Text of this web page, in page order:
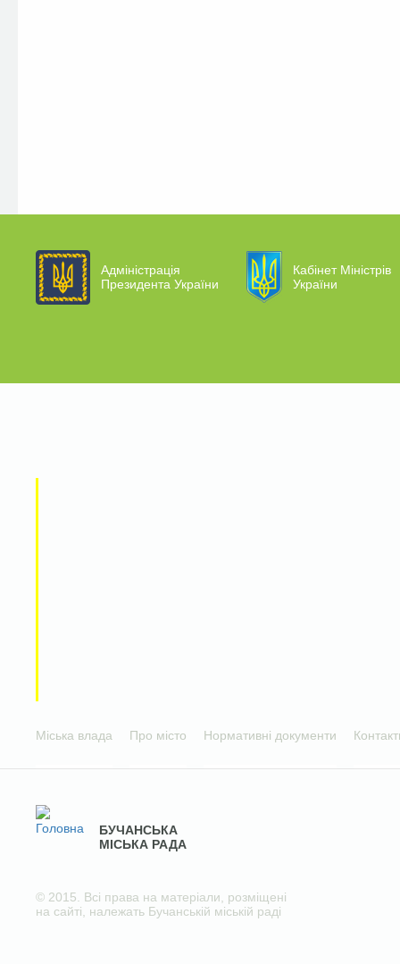
Адміністрація
Президента України
Кабінет Міністрів
України
Міська влада Про місто Нормативні документи
БУЧАНСЬКА
МІСЬКА РАДА
© 2015. Всі права на матеріали, розміщені
на сайті, належать Бучанській міській раді